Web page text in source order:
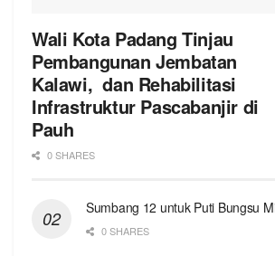
Wali Kota Padang Tinjau
Pembangunan Jembatan
Kalawi, dan Rehabilitasi
Infrastruktur Pascabanjir di
Pauh
0 SHARES
Sumbang 12 untuk Puti Bungsu
0 SHARES